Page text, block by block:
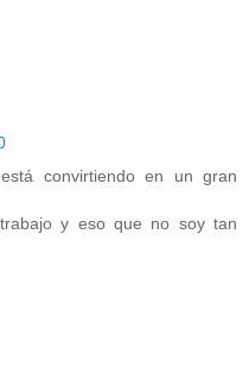
convirtiendo en un gran
y eso que no soy tan